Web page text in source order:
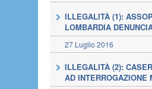
ILLEGALITÀ (1):
LOMBARDIA
27 Luglio 2016
ILLEGALITÀ (2):
AD INTERROGAZIONE